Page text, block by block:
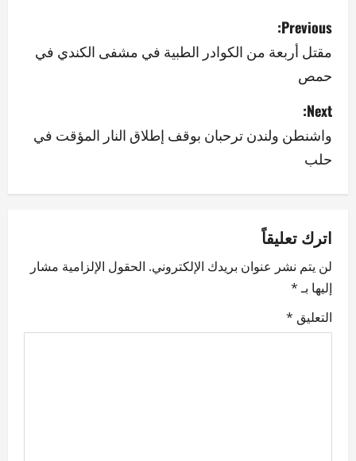
P
o
s
t
n
a
i
g
a
Previous:
مقتل أربعة من الكوادر الطبية في مشفى الكندي في
حمص
Next:
واشنطن ولندن ترحبان بوقف إطلاق النار المؤقت في
حلب
اترك تعليقاً
لن يتم نشر عنوان بريدك الإلكتروني. الحقول الإلزامية مشار
إليها بـ*
التعليق *